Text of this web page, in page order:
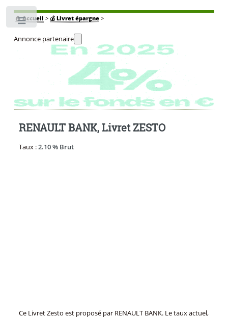
🏠Accueil > 💰 Livret épargne>
Annonce partenaire
RENAULT BANK, Livret ZESTO
Taux :2.10 % Brut
Ce Livret Zesto est proposé par RENAULT BANK. Le taux actuel,
Toggle